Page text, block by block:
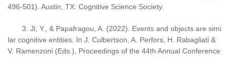
496-501). Austin, TX: Cognitive Science Society.
3. Ji, Y., & Papafragou, A. (2022). Events and objects are simi
lar cognitive entities. In J. Culbertson, A. Perfors, H. Rabagliati &
V. Ramenzoni (Eds.), Proceedings of the 44th Annual Conference